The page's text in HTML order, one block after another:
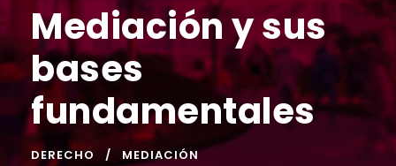
Mediación y sus
bases
fundamentales
DERECHO MEDIACIÓN